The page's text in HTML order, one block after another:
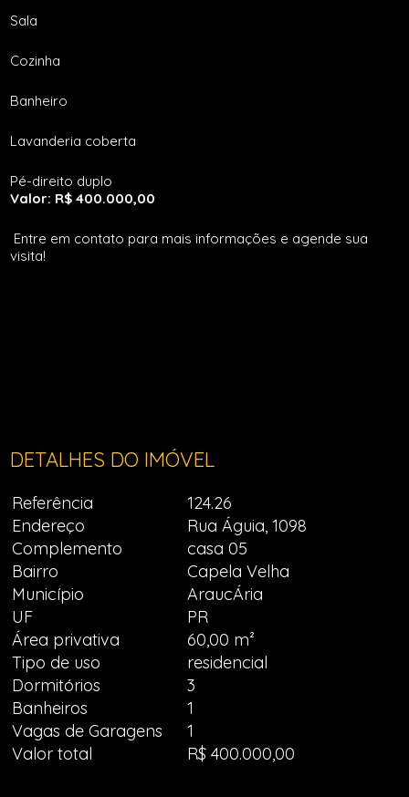
Sala
Cozinha
Banheiro
Lavanderia coberta
Pé-direito duplo
Valor: R$ 400.000,00
Entre em contato para mais informações e agende sua
visita!
DETALHES DO IMÓVEL
Referência
124.26
Endereço
Rua Águia, 1098
Complemento
casa 05
Bairro
Capela Velha
Município
AraucÁria
UF
PR
Área privativa
60,00 m²
Tipo de uso
residencial
Dormitórios
3
Banheiros
1
Vagas de Garagens
1
Valor total
R$ 400.000,00